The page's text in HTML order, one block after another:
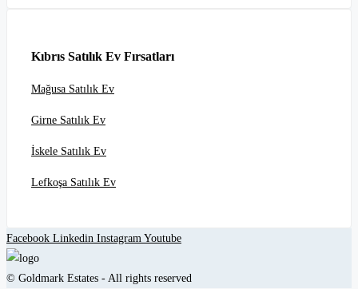
Kıbrıs Satılık Ev Fırsatları
Mağusa Satılık Ev
Girne Satılık Ev
İskele Satılık Ev
Lefkoşa Satılık Ev
Facebook Linkedin Instagram Youtube
© Goldmark Estates - All rights reserved